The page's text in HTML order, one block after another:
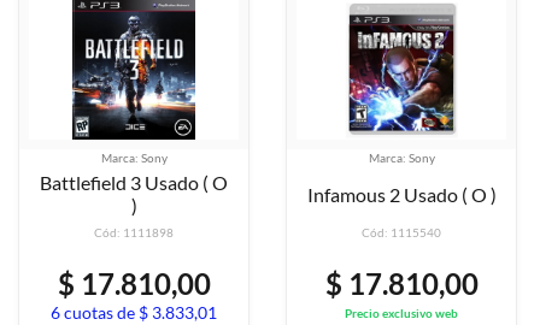
Marca: Sony
Battlefield 3 Usado ( O
)
Cód: 1111898
$ 17.810,00
6 cuotas de $ 3.833,01
Marca: Sony
Infamous 2 Usado ( O )
Cód: 1115540
$ 17.810,00
Precio exclusivo web